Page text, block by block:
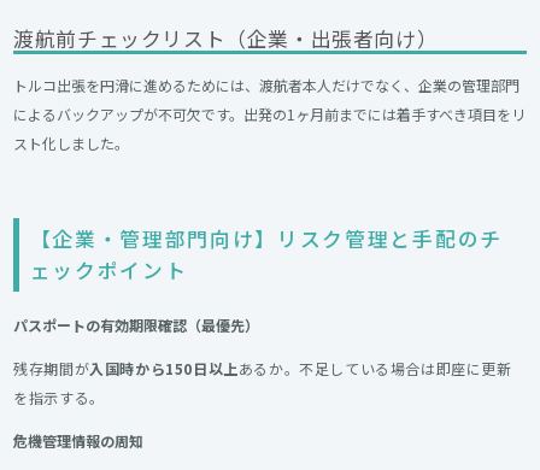
渡航前チェックリスト（企業・出張者向け）
トルコ出張を円滑に進めるためには、渡航者本人だけでなく、企業の管理部門
によるバックアップが不可欠です。出発の1ヶ月前までには着手すべき項目をリ
スト化しました。
【企業・管理部門向け】リスク管理と手配のチ
ェックポイント
パスポートの有効期限確認（最優先）
残存期間が入国時から150日以上あるか。不足している場合は即座に更新
を指示する。
危機管理情報の周知